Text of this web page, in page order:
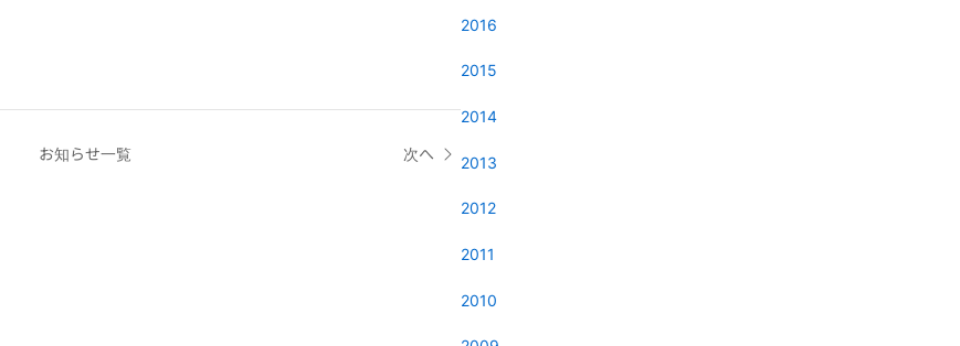
お知らせ一覧 次へ
2016
2015
2014
2013
2012
2011
2010